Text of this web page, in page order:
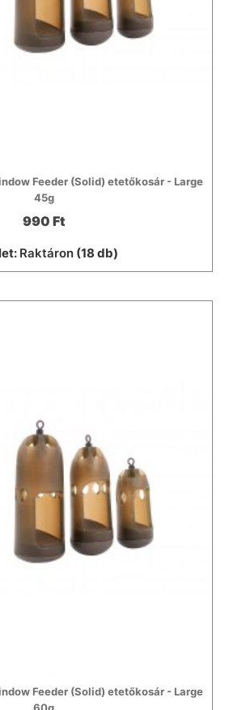
Feeder (Solid) etetőkosár - Large
45g
990 Ft
Raktáron(18 db)
Feeder (Solid) etetőkosár - Large